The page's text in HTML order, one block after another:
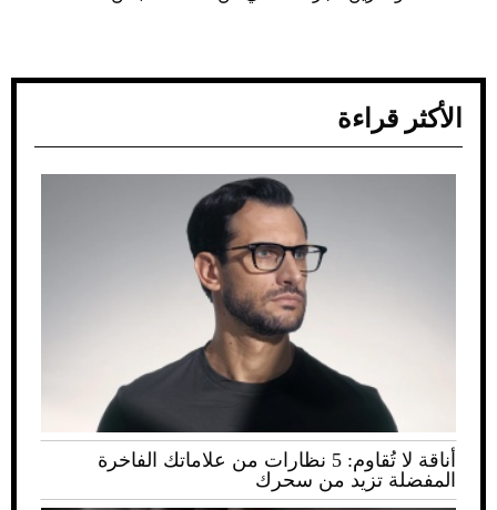
الأكثر قراءة
أناقة لا تُقاوم: 5 نظارات من علاماتك الفاخرة
المفضلة تزيد من سحرك